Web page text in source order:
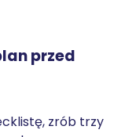
przed
zrób trzy